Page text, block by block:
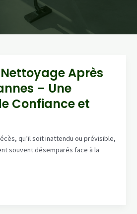
Après
– Une
Confiance et
qu’il soit inattendu ou prévisible,
souvent désemparés face à la